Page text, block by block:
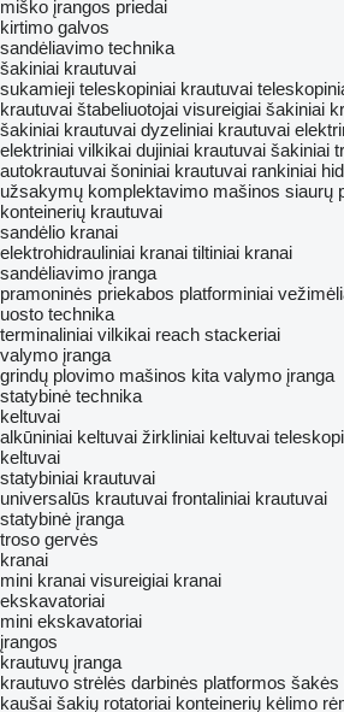
miško įrangos priedai
kirtimo galvos
sandėliavimo technika
šakiniai krautuvai
sukamieji teleskopiniai krautuvai
krautuvai štabeliuotojai visureigiai šakiniai
šakiniai krautuvai dyzeliniai krautuvai
elektriniai vilkikai dujiniai krautuvai šakiniai
autokrautuvai šoniniai krautuvai rankiniai
užsakymų komplektavimo mašinos siaurų
konteinerių krautuvai
sandėlio kranai
elektrohidrauliniai kranai tiltiniai kranai
sandėliavimo įranga
pramoninės priekabos platforminiai
uosto technika
terminaliniai vilkikai reach stackeriai
valymo įranga
grindų plovimo mašinos kita valymo įranga
statybinė technika
keltuvai
alkūniniai keltuvai žirkliniai keltuvai
keltuvai
statybiniai krautuvai
universalūs krautuvai frontaliniai krautuvai
statybinė įranga
troso gervės
kranai
mini kranai visureigiai kranai
ekskavatoriai
mini ekskavatoriai
įrangos
krautuvų įranga
krautuvo strėlės darbinės platformos šakės
kaušai šakių rotatoriai konteinerių kėlimo